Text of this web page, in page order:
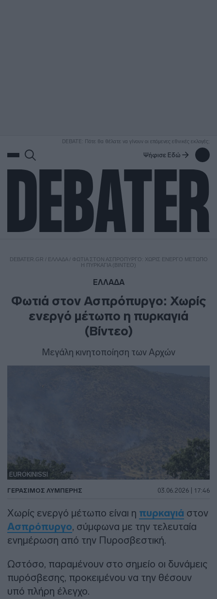
DEBATE: Πότε θα θέλατε να γίνουν οι επόμενες εθνικές εκλογές;
Ψήφισε Εδώ
DEBATER.GR / ΕΛΛΑΔΑ/ ΦΩΤΙΆ ΣΤΟΝ ΑΣΠΡΌΠΥΡΓΟ: ΧΩΡΊΣ ΕΝΕΡΓΌ ΜΈΤΩΠΟ
Η ΠΥΡΚΑΓΙΆ (ΒΊΝΤΕΟ)
ΕΛΛΑΔΑ
Φωτιά στον Ασπρόπυργο: Χωρίς
ενεργό μέτωπο η πυρκαγιά
(Βίντεο)
Μεγάλη κινητοποίηση των Αρχών
EUROKINISSI
ΓΕΡΆΣΙΜΟΣ ΛΥΜΠΈΡΗΣ 03.06.2026 | 17:46
Χωρίς ενεργό μέτωπο είναι η πυρκαγιά στον
Ασπρόπυργο, σύμφωνα με την τελευταία
ενημέρωση από την Πυροσβεστική.
Ωστόσο, παραμένουν στο σημείο οι δυνάμεις
πυρόσβεσης, προκειμένου να την θέσουν
υπό πλήρη έλεγχο.